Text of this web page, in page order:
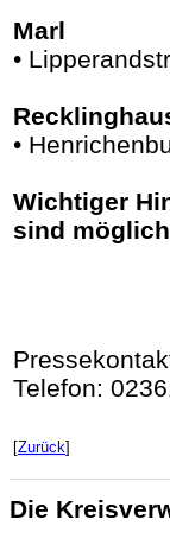
Marl
•
•
Wichtiger
sind
Telefon:
[Zurück]
Die